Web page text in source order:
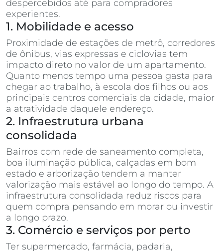
despercebidos até para compradores
experientes.
1. Mobilidade e acesso
Proximidade de estações de metrô, corredores
de ônibus, vias expressas e ciclovias tem
impacto direto no valor de um apartamento.
Quanto menos tempo uma pessoa gasta para
chegar ao trabalho, à escola dos filhos ou aos
principais centros comerciais da cidade, maior
a atratividade daquele endereço.
2. Infraestrutura urbana
consolidada
Bairros com rede de saneamento completa,
boa iluminação pública, calçadas em bom
estado e arborização tendem a manter
valorização mais estável ao longo do tempo. A
infraestrutura consolidada reduz riscos para
quem compra pensando em morar ou investir
a longo prazo.
3. Comércio e serviços por perto
Ter supermercado, farmácia, padaria,